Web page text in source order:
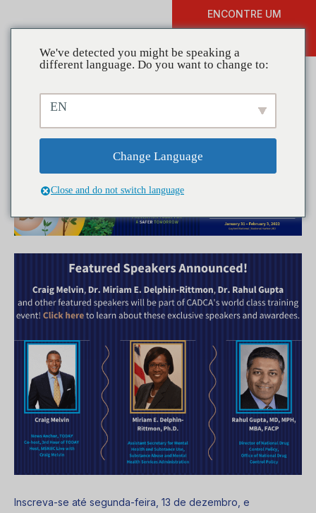
ENCONTRE UM
Alerta de palestrantes em
destaque no fórum
Inscreva-se até segunda-feira, 13 de dezembro, e
We've detected you might be speaking a
different language. Do you want to change to:
EN
Change Language
Close and do not switch language